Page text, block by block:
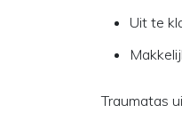
Uit te
Traumatas